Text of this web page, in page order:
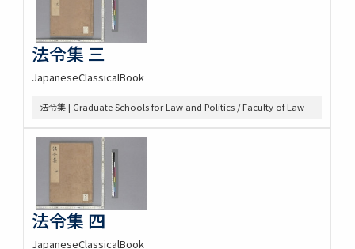
法令集 三
JapaneseClassicalBook
法令集 | Graduate Schools for Law and Politics / Faculty of Law
法令集 四
JapaneseClassicalBook